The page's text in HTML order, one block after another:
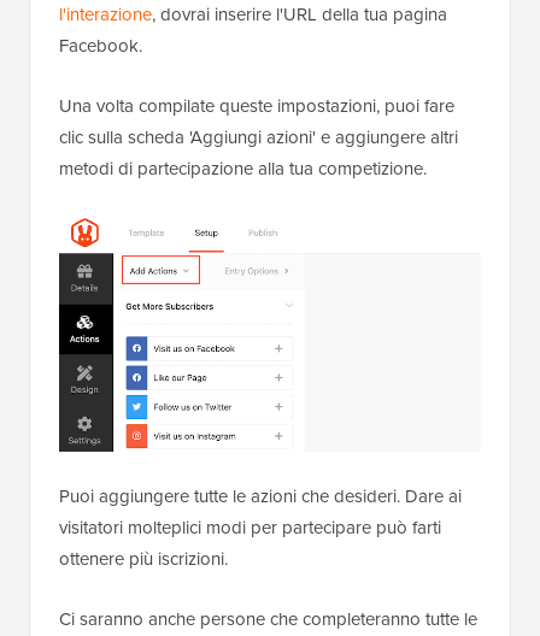
l'interazione, dovrai inserire l'URL della tua pagina
Facebook.
Una volta compilate queste impostazioni, puoi fare
clic sulla scheda 'Aggiungi azioni' e aggiungere altri
metodi di partecipazione alla tua competizione.
Puoi aggiungere tutte le azioni che desideri. Dare ai
visitatori molteplici modi per partecipare può farti
ottenere più iscrizioni.
Ci saranno anche persone che completeranno tutte le